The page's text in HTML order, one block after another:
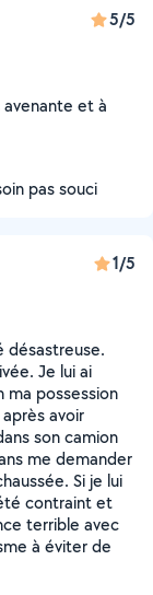
5/5
et à
pas souci
1/5
désastreuse.
Je lui ai
ma possession
avoir
son camion
me demander
Si je lui
contraint et
terrible avec
à éviter de